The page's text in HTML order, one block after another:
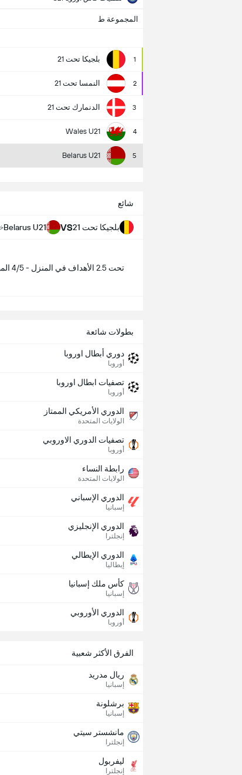
المجموعة ط
1 بلجيكا تحت 21
2 النمسا تحت 21
3 الدنمارك تحت 21
4
Wales U21
5
Belarus U21
شائع
بلجيكا تحت 21 VS
Belarus U21
تحت 2.5 الأهداف في المنزل - 4/5 المباريات الاخيرة
بطولات شائعة
دوري أبطال اوروبا
أوروبا
تصفيات ابطال اوروبا
أوروبا
الدوري الأمريكي الممتاز
الولايات المتحدة
تصفيات الدوري الاوروبي
أوروبا
رابطة النساء
الولايات المتحدة
الدوري الإسباني
إسبانيا
الدوري الإنجليزي
إنجلترا
الدوري الإيطالي
إيطاليا
كأس ملك إسبانيا
إسبانيا
الدوري الأوروبي
أوروبا
الفرق الأكثر شعبية
ريال مدريد
إسبانيا
برشلونة
إسبانيا
مانشستر سيتي
إنجلترا
ليفربول
إنجلترا